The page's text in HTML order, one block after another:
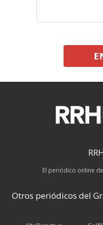
El periódico online
Otros periódicos del